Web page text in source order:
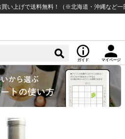
で送料無料！（※北海道・沖縄など一部例外
ガイド マイページ